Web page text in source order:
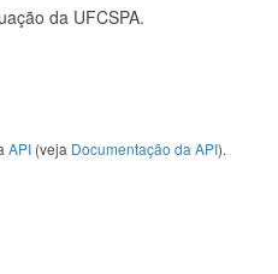
da UFCSPA.
API (veja Documentação da API).